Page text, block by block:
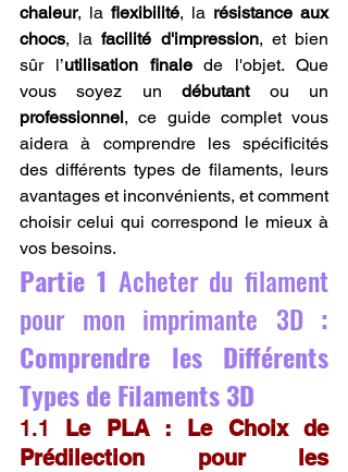
chaleur, la flexibilité, la résistance aux
chocs, la facilité d'impression, et bien
sûr l’utilisation finale de l'objet. Que
vous soyez un débutant
professionnel, ce guide complet vous
aidera à comprendre les spécificités
des différents types de filaments, leurs
avantages et inconvénients, et comment
choisir celui qui correspond le mieux à
vos besoins.
Partie 1 Acheter du filament
pour mon imprimante 3D :
Comprendre les Différents
Types de Filaments 3D
1.1 Le PLA : Le Choix de
Prédilection pour les